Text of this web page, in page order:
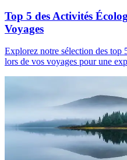
Top 5 des Activités
Voyages
Explorez notre sélection des top
lors de vos voyages pour une